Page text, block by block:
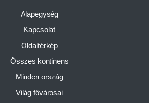
Alapegység
Kapcsolat
Oldaltérkép
Összes kontinens
Minden ország
Világ fővárosai